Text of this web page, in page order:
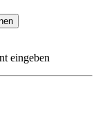
eingeben